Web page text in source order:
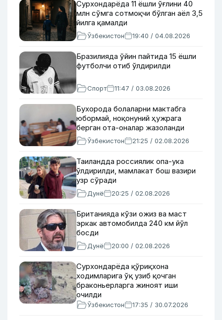
Сурхондарёда 11 ёшли ўғлини 40
млн сўмга сотмоқчи бўлган аёл 3,5
йилга қамалди
Ўзбекистон 19:40 / 04.08.2026
Бразилияда ўйин пайтида 15 ёшли
футболчи отиб ўлдирилди
Спорт 11:47 / 03.08.2026
Бухорода болаларни мактабга
юбормай, ноқонуний ҳужрага
берган ота-оналар жазоланди
Ўзбекистон 21:25 / 02.08.2026
Таиландда россиялик опа-ука
ўлдирилди, мамлакат бош вазири
узр сўради
Дунё 20:25 / 02.08.2026
Британияда кўзи ожиз ва маст
эркак автомобилда 240 км йўл
босди
Дунё 20:00 / 02.08.2026
Сурхондарёда қўриқхона
ходимларига ўқ узиб қочган
браконьерларга жиноят иши
очилди
Ўзбекистон 17:35 / 30.07.2026